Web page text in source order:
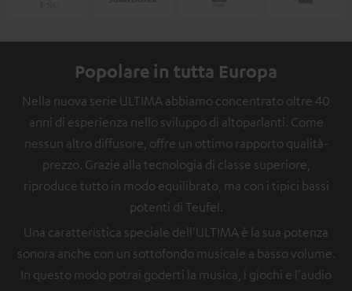
Popolare in tutta Europa
Nella nuova serie ULTIMA abbiamo concentrato oltre 40
anni di esperienza nello sviluppo di altoparlanti. Come
nessun altro diffusore, offre un ottimo rapporto qualità-
prezzo. Grazie alla tecnologia di classe superiore,
riproduce tutto in modo equilibrato, ma con i tipici bassi
potenti di Teufel.
Una caratteristica speciale dell'ULTIMA è la sua potenza
sonora anche con un sottofondo musicale a basso volume.
In questo modo potrai goderti la musica, i giochi e l'audio